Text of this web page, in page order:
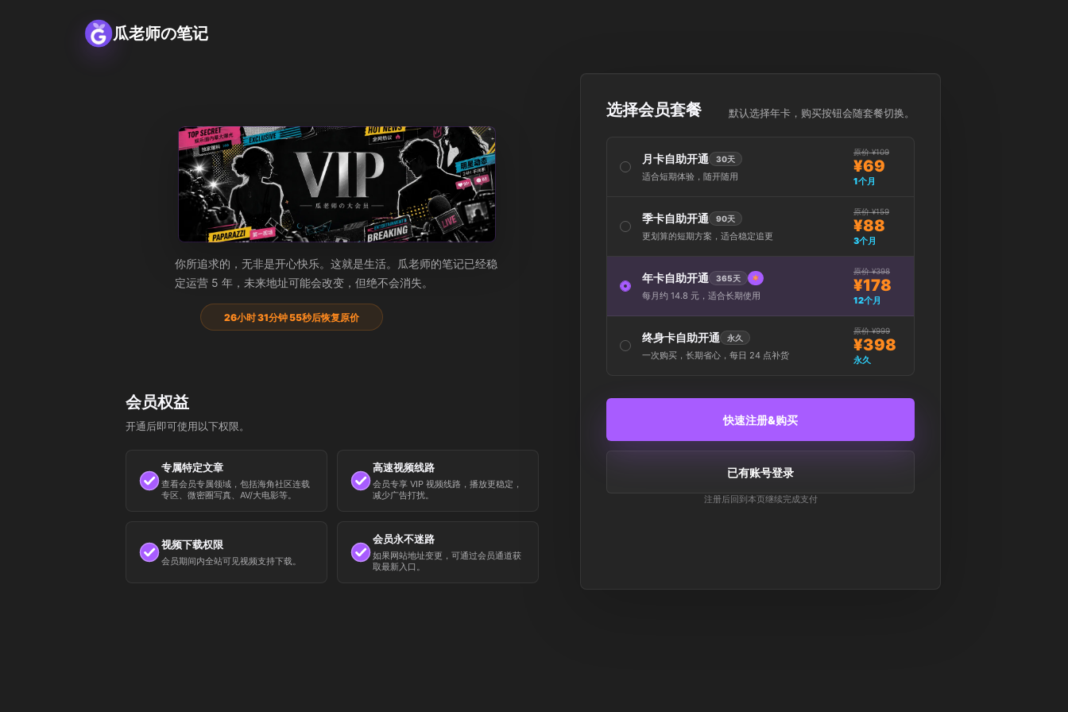
瓜老师の笔记
你所追求的，无非是开心快乐。这就是生活。瓜老师的笔记已经稳
定运营 5 年，未来地址可能会改变，但绝不会消失。
26小时 31分钟 55秒后恢复原价
选择会员套餐 默认选择年卡，购买按钮会随套餐切换。
月卡自助开通 30天
适合短期体验，随开随用
原价 ¥109
¥69
1个月
季卡自助开通 90天
更划算的短期方案，适合稳定追更
原价 ¥159
¥88
3个月
年卡自助开通 365天
每月约 14.8 元，适合长期使用
原价 ¥398
¥178
12个月
终身卡自助开通 永久
一次购买，长期省心，每日 24 点补货
原价 ¥999
¥398
永久
快速注册&购买
已有账号登录
注册后回到本页继续完成支付
会员权益
开通后即可使用以下权限。
专属特定文章
查看会员专属领域，包括海角社区连载
专区、微密圈写真、AV/大电影等。
高速视频线路
会员专享 VIP 视频线路，播放更稳定，
减少广告打扰。
视频下载权限
会员期间内全站可见视频支持下载。
会员永不迷路
如果网站地址变更，可通过会员通道获
取最新入口。